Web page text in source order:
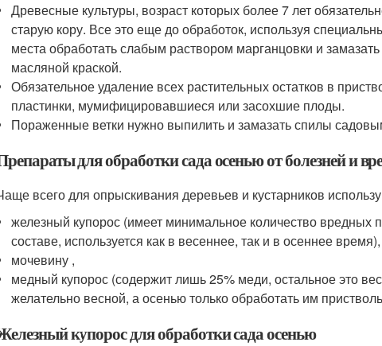
Древесные культуры, возраст которых более 7 лет
старую кору. Все это еще до обработок, используя
места обработать слабым раствором марганцовки и
масляной краской.
Обязательное удаление всех растительных остатков в
пластинки, мумифицировавшиеся или засохшие плоды.
Пораженные ветки нужно выпилить и замазать спилы
для обработки сада осенью от болезней и
всего для опрыскивания деревьев и кустарников
железный купорос (имеет минимальное количество вредных
составе, используется как в весеннее, так и в осеннее время),
мочевину ,
медный купорос (содержит лишь 25% меди, остальное это
желательно весной, а осенью только обработать им
купорос для обработки сада осенью